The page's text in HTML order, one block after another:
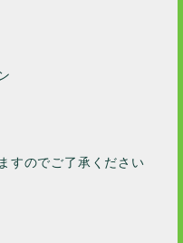
すのでご了承ください